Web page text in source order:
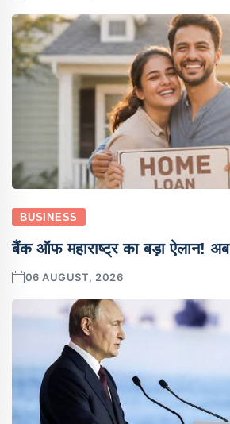
BUSINESS
बैंक ऑफ महाराष्ट्र का बड़ा ऐलान!
06 AUGUST, 2026